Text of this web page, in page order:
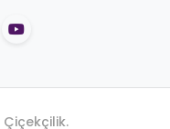
Çiçekçilik.